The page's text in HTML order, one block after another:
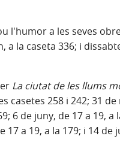
l'humor a les seves
a la caseta 336; i
La ciutat de les llums
casetes 258 i 242; 31
6 de juny, de 17 a 19, a
17 a 19, a la 179; i 14 de